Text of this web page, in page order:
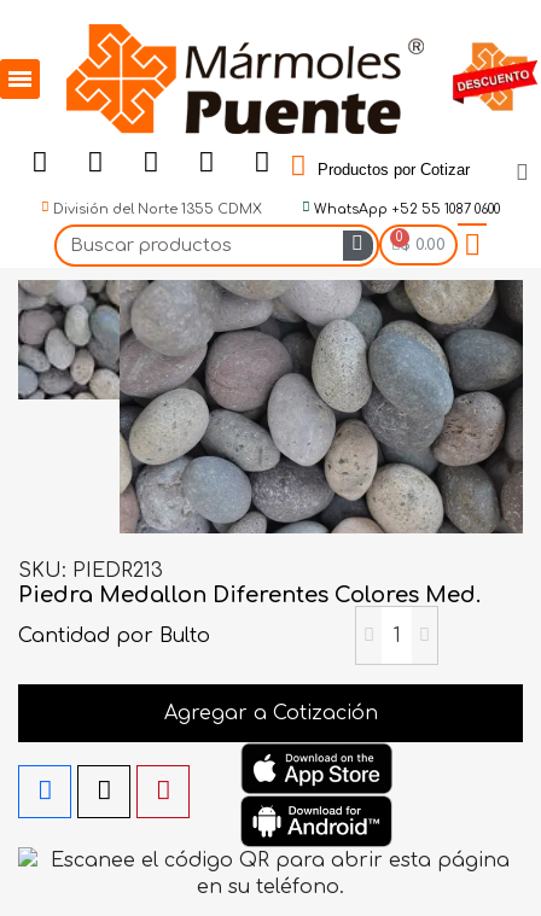
Productos por Cotizar
División del Norte 1355 CDMX WhatsApp +52 55 1087 0600
$ 0.00
SKU PIEDR213
Piedra Medallon Diferentes Colores Med.
Cantidad por Bulto
Agregar a Cotización